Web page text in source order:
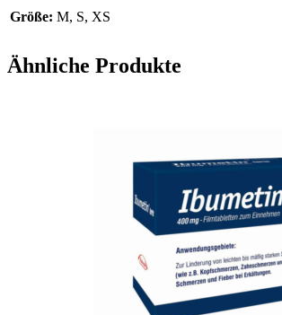
Größe: M, S, XS
Ähnliche Produkte